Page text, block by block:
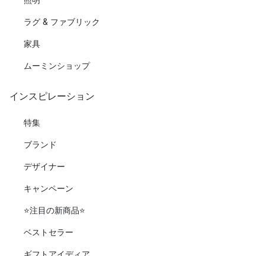
ラグ & ファブリック
家具
ムーミンショップ
インスピレーション
特集
ブランド
デザイナー
キャンペーン
⭐️注目の新商品⭐️
ベストセラー
ギフトアイディア